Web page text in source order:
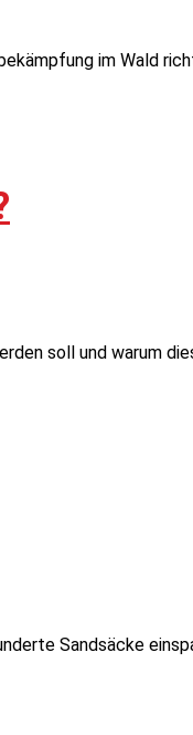
im Wald
soll und warum
Sandsäcke